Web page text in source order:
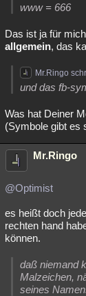
www = 666
Das ist ja für
allgemein, das
Mr.Ringo
und das fb-
Was hat Deiner
(Symbole gibt es
Mr.Ringo
@Optimist
es heißt doch
rechten hand
können.
daß niemand
Malzeichen,
seines